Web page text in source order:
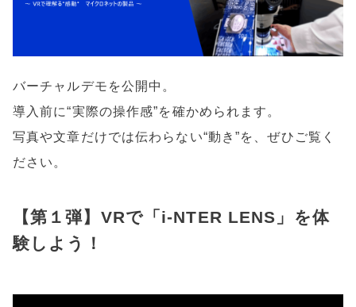
o
k
バーチャルデモを公開中。
導入前に“実際の操作感”を確かめられます。
写真や文章だけでは伝わらない“動き”を、ぜひご覧く
ださい。
【第１弾】VRで「i-NTER LENS」を体
験しよう！